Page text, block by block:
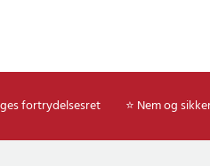
fortrydelsesret ⭐ Nem og